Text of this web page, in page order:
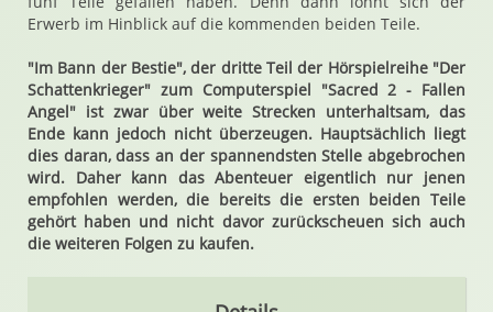
Erwerb im Hinblick auf die kommenden beiden Teile.
"Im Bann der Bestie", der dritte Teil der Hörspielreihe "Der
Schattenkrieger" zum Computerspiel "Sacred 2 - Fallen
Angel" ist zwar über weite Strecken unterhaltsam, das
Ende kann jedoch nicht überzeugen. Hauptsächlich liegt
dies daran, dass an der spannendsten Stelle abgebrochen
wird. Daher kann das Abenteuer eigentlich nur jenen
empfohlen werden, die bereits die ersten beiden Teile
gehört haben und nicht davor zurückscheuen sich auch
die weiteren Folgen zu kaufen.